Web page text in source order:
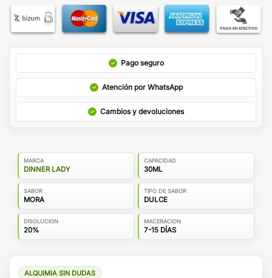
Pago seguro
Atención por WhatsApp
Cambios y devoluciones
MARCA
DINNER LADY
CAPACIDAD
30ML
SABOR
MORA
TIPO DE SABOR
DULCE
DISOLUCION
20%
MACERACION
7-15 DÍAS
ALQUIMIA SIN DUDAS